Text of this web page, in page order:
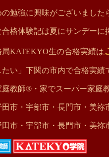
勉強に興味がございました
格体験記は夏にサンデーに
KATEKYO生の合格実績は
たい」下関の市内で合格実
庭教師®・家でスーパー家庭
市・宇部市・長門市・美
市・宇部市・長門市・美